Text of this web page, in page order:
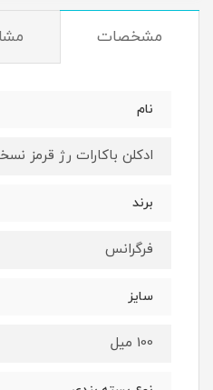
مشخصات
نام
ادکلن باکارات رژ قرمز
برند
فرگرانس
سایز
100 میل